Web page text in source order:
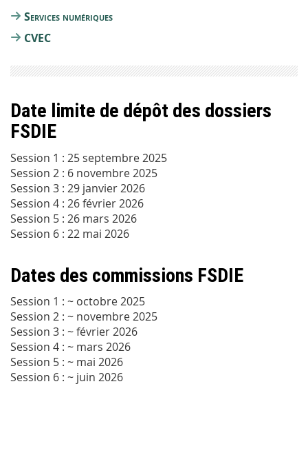
Services numériques
CVEC
Date limite de dépôt des dossiers
FSDIE
Session 1 : 25 septembre 2025
Session 2 : 6 novembre 2025
Session 3 : 29 janvier 2026
Session 4 : 26 février 2026
Session 5 : 26 mars 2026
Session 6 : 22 mai 2026
Dates des commissions FSDIE
Session 1 : ~ octobre 2025
Session 2 : ~ novembre 2025
Session 3 : ~ février 2026
Session 4 : ~ mars 2026
Session 5 : ~ mai 2026
Session 6 : ~ juin 2026